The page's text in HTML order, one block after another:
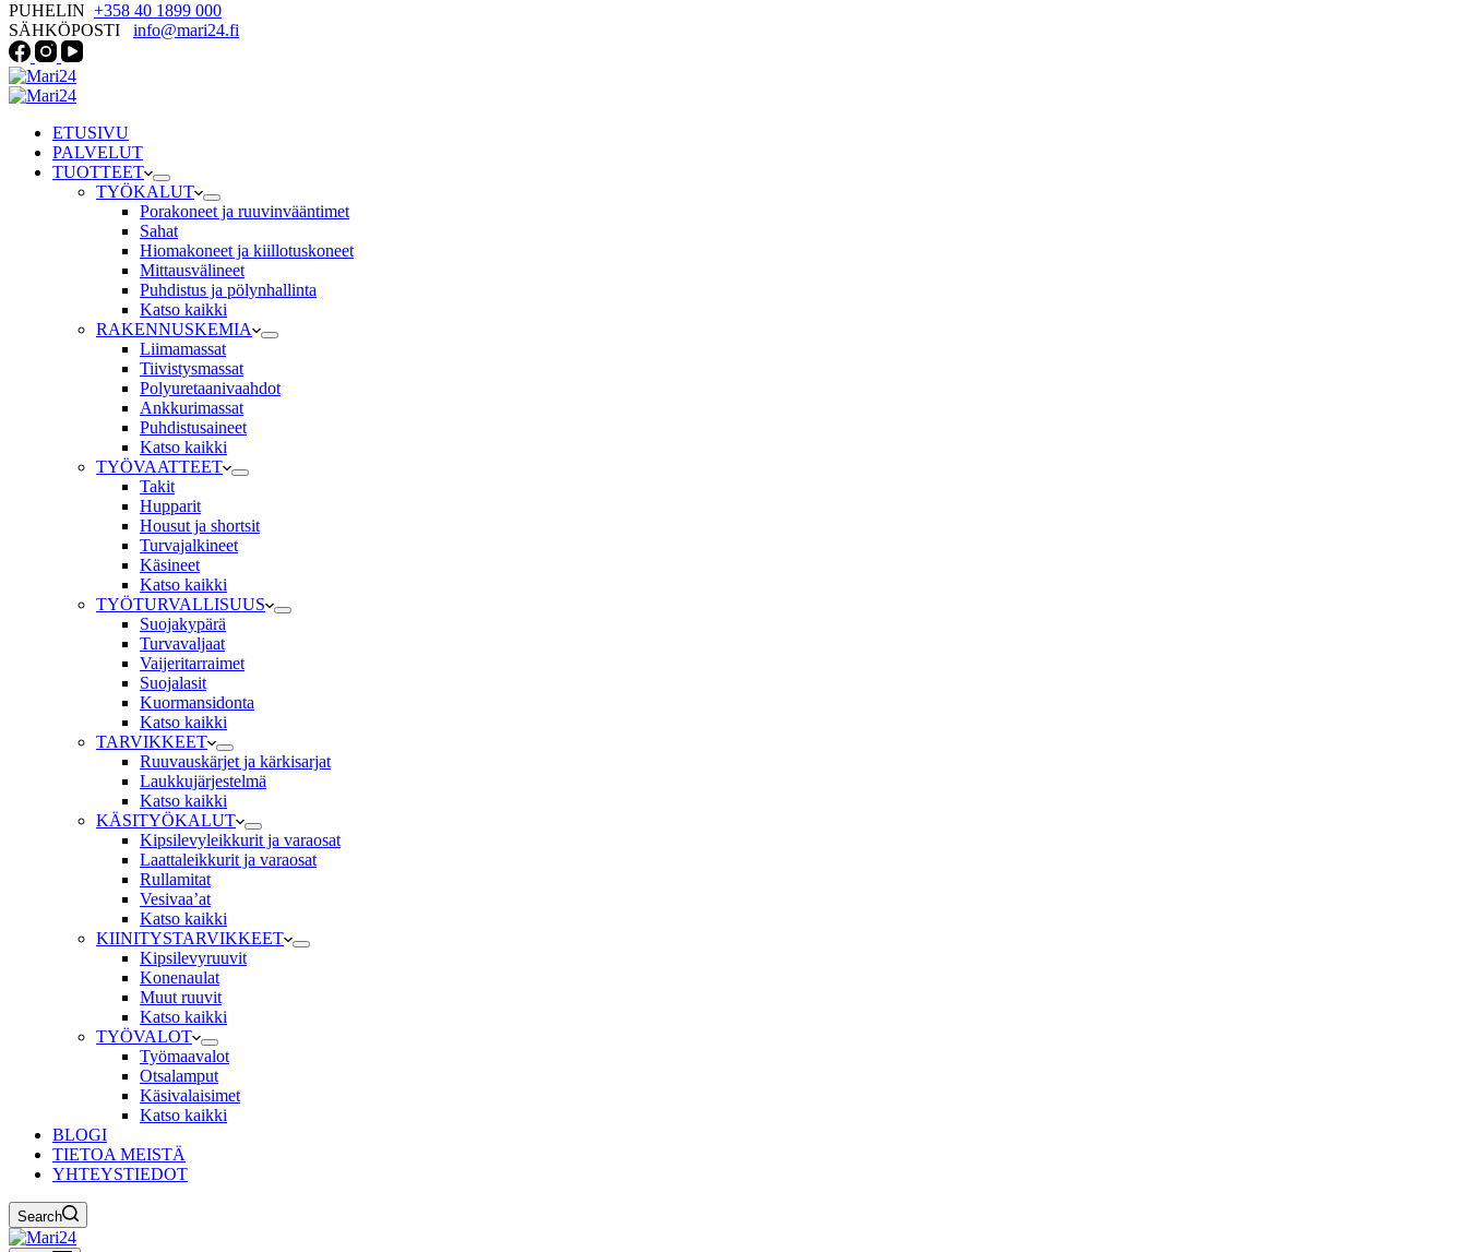
PUHELIN +358 40 1899 000
SÄHKÖPOSTI info@mari24.fi
ETUSIVU
PALVELUT
TUOTTEET
TYÖKALUT
Porakoneet ja ruuvinvääntimet
Sahat
Hiomakoneet ja kiillotuskoneet
Mittausvälineet
Puhdistus ja pölynhallinta
Katso kaikki
RAKENNUSKEMIA
Liimamassat
Tiivistysmassat
Polyuretaanivaahdot
Ankkurimassat
Puhdistusaineet
Katso kaikki
TYÖVAATTEET
Takit
Hupparit
Housut ja shortsit
Turvajalkineet
Käsineet
Katso kaikki
TYÖTURVALLISUUS
Suojakypärä
Turvavaljaat
Vaijeritarraimet
Suojalasit
Kuormansidonta
Katso kaikki
TARVIKKEET
Ruuvauskärjet ja kärkisarjat
Laukkujärjestelmä
Katso kaikki
KÄSITYÖKALUT
Kipsilevyleikkurit ja varaosat
Laattaleikkurit ja varaosat
Rullamitat
Vesivaa’at
Katso kaikki
KIINITYSTARVIKKEET
Kipsilevyruuvit
Konenaulat
Muut ruuvit
Katso kaikki
TYÖVALOT
Työmaavalot
Otsalamput
Käsivalaisimet
Katso kaikki
BLOGI
TIETOA MEISTÄ
YHTEYSTIEDOT
Search